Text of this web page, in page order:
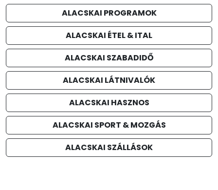
ALACSKAI PROGRAMOK
ALACSKAI ÉTEL & ITAL
ALACSKAI SZABADIDŐ
ALACSKAI LÁTNIVALÓK
ALACSKAI HASZNOS
ALACSKAI SPORT & MOZGÁS
ALACSKAI SZÁLLÁSOK